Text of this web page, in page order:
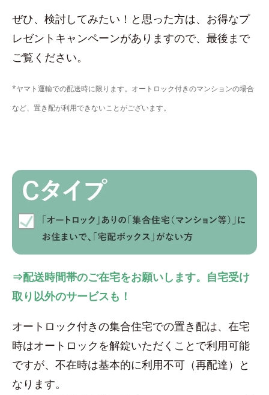
ぜひ、検討してみたい！と思った方は、お得なプ
レゼントキャンペーンがありますので、最後まで
ご覧ください。
*ヤマト運輸での配送時に限ります。オートロック付きのマンションの場合
など、置き配が利用できないことがございます。
⇒配送時間帯のご在宅をお願いします。自宅受け
取り以外のサービスも！
オートロック付きの集合住宅での置き配は、在宅
時はオートロックを解錠いただくことで利用可能
ですが、不在時は基本的に利用不可（再配達）と
なります。